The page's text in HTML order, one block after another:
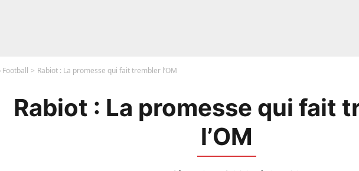
Rabiot : La promesse qui fait trembler l’OM
Rabiot : La promesse qui fait
l’OM